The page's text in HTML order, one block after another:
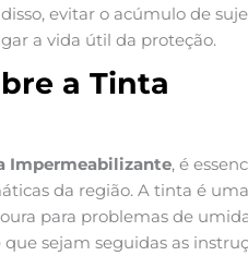
evitar o acúmulo de
a vida útil da proteção.
a Tinta
Impermeabilizante, é
da região. A tinta é
para problemas de
sejam seguidas as